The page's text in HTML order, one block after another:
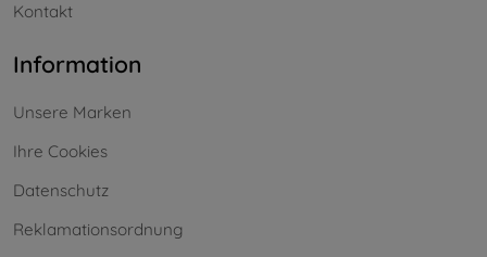
Kontakt
Information
Unsere Marken
Ihre Cookies
Datenschutz
Reklamationsordnung